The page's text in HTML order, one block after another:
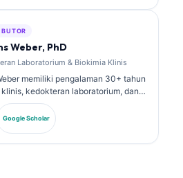
Weber, PhD
Laboratorium & Biokimia Klinis
memiliki pengalaman 30+ tahun
kedokteran laboratorium, dan
Mantan Presiden German Society for
ia mengkhususkan diri dalam
standardisasi biomarker,
Google Scholar